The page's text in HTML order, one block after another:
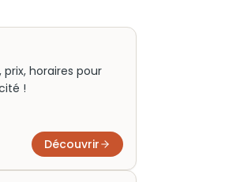
horaires pour
!
Découvrir